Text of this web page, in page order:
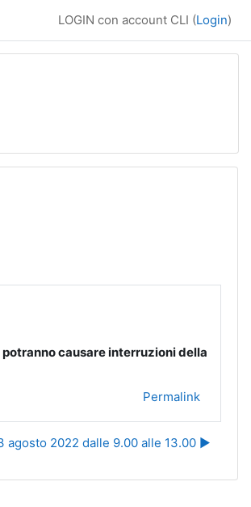
LOGIN con account CLI (Login)
potranno causare interruzioni della
Permalink
2022 dalle 9.00 alle 13.00 ▶︎